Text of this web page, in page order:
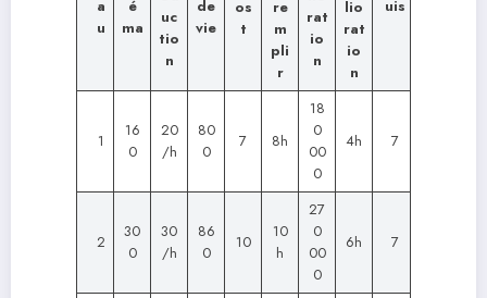
a
u
é
ma
uc
tio
n
de
vie
os
t
re
m
pli
r
rat
io
n
lio
rat
io
n
uis
1
16
0
20
/h
80
0
7 8h
18
0
00
0
4h 7
2
30
0
30
/h
86
0
10
10
h
27
0
00
0
6h 7